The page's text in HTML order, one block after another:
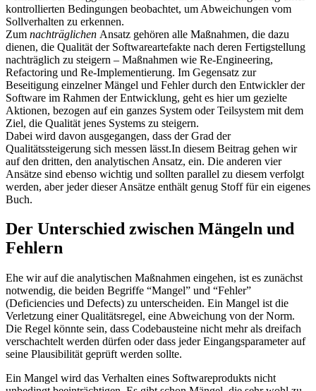
kontrollierten Bedingungen beobachtet, um Abweichungen vom
Sollverhalten zu erkennen.
Zum nachträglichen Ansatz gehören alle Maßnahmen, die dazu
dienen, die Qualität der Softwareartefakte nach deren Fertigstellung
nachträglich zu steigern – Maßnahmen wie Re-Engineering,
Refactoring und Re-Implementierung. Im Gegensatz zur
Beseitigung einzelner Mängel und Fehler durch den Entwickler der
Software im Rahmen der Entwicklung, geht es hier um gezielte
Aktionen, bezogen auf ein ganzes System oder Teilsystem mit dem
Ziel, die Qualität jenes Systems zu steigern.
Dabei wird davon ausgegangen, dass der Grad der
Qualitätssteigerung sich messen lässt.In diesem Beitrag gehen wir
auf den dritten, den analytischen Ansatz, ein. Die anderen vier
Ansätze sind ebenso wichtig und sollten parallel zu diesem verfolgt
werden, aber jeder dieser Ansätze enthält genug Stoff für ein eigenes
Buch.
Der Unterschied zwischen Mängeln und
Fehlern
Ehe wir auf die analytischen Maßnahmen eingehen, ist es zunächst
notwendig, die beiden Begriffe “Mangel” und “Fehler”
(Deficiencies und Defects) zu unterscheiden. Ein Mangel ist die
Verletzung einer Qualitätsregel, eine Abweichung von der Norm.
Die Regel könnte sein, dass Codebausteine nicht mehr als dreifach
verschachtelt werden dürfen oder dass jeder Eingangsparameter auf
seine Plausibilität geprüft werden sollte.
Ein Mangel wird das Verhalten eines Softwareprodukts nicht